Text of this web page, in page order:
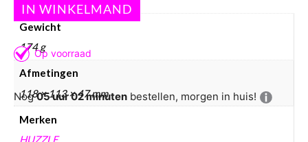
Gewicht
174 g
Afmetingen
118 × 113 × 47 mm
Merken
HUZZLE
Nog05 uur 02 minuten bestellen, morgen in huis!